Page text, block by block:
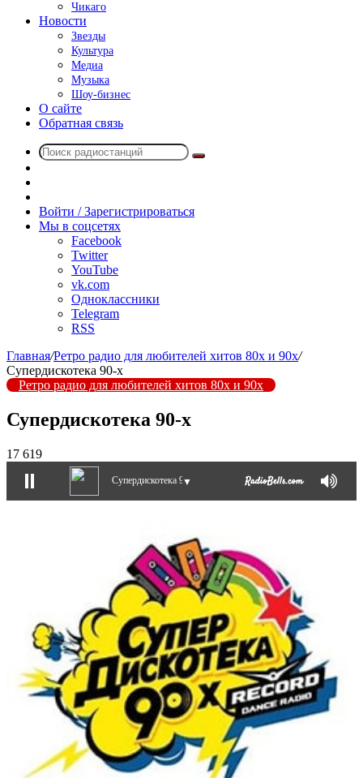
Чикаго
Новости
Звезды
Культура
Медиа
Музыка
Шоу-бизнес
О сайте
Обратная связь
Поиск
радио
Войти / Зарегистрироваться
Мы в соцсетях
Facebook
Twitter
YouTube
vk.com
Одноклассники
Telegram
RSS
Главная/Ретро радио для любителей хитов 80х и 90х/
Супердискотека 90-х
Ретро радио для любителей хитов 80х и 90х
Супердискотека 90-х
17 619
Супердискотека 90-х
▼